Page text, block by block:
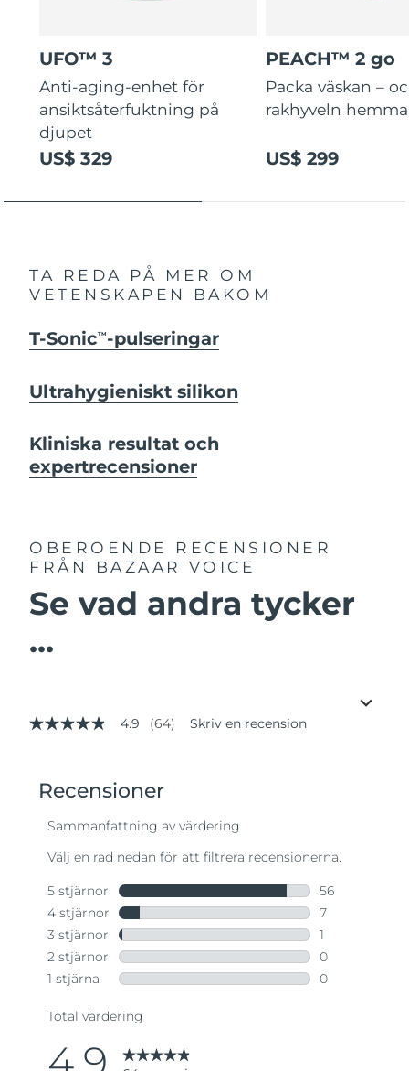
UFO™ 3
Anti-aging-enhet för
ansiktsåterfuktning på
djupet
US$ 329
PEACH™ 2 go
Packa väskan –
rakhyveln
US$ 299
TA REDA PÅ MER OM
VETENSKAPEN BAKOM
T-SonicTM -pulseringar
Ultrahygieniskt silikon
Kliniska resultat och
expertrecensioner
OBEROENDE RECENSIONER
FRÅN BAZAAR VOICE
Se vad andra tycker
...
4.9
genomsnittligt
betyg.
Länk
samma
sida.
4.9 (64) Skriv en recension